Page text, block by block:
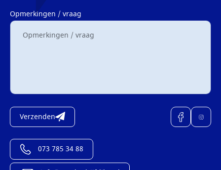
Opmerkingen / vraag
Verzenden
073 785 34 88